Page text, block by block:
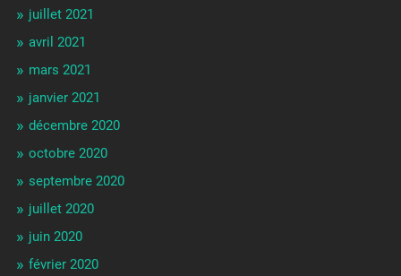
juillet 2021
avril 2021
mars 2021
janvier 2021
décembre 2020
octobre 2020
septembre 2020
juillet 2020
juin 2020
février 2020